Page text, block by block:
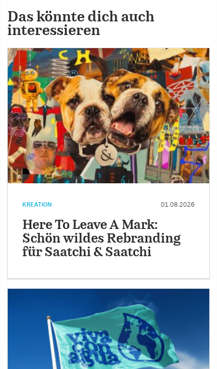
Das könnte dich auch
interessieren
KREATION 01.08.2026
Here To Leave A Mark:
Schön wildes Rebranding
für Saatchi & Saatchi